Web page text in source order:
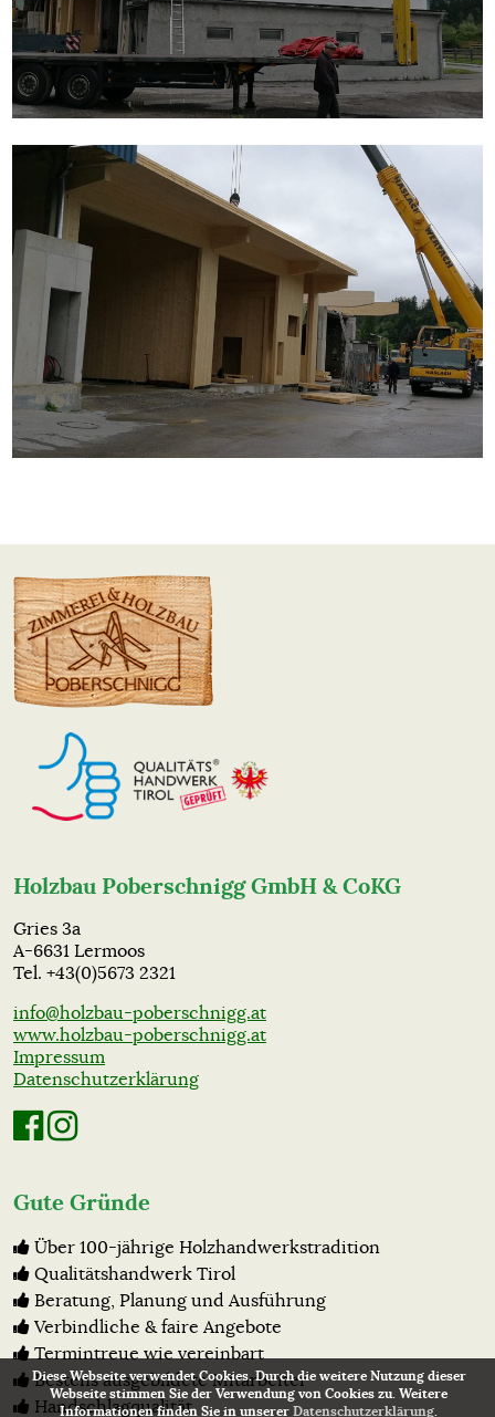
Diese Webseite verwendet Cookies. Durch die weitere Nutzung dieser
Webseite stimmen Sie der Verwendung von Cookies zu. Weitere
Informationen finden Sie in unsererDatenschutzerklärung.
Holzbau Poberschnigg GmbH & CoKG
Gries 3a
A-6631 Lermoos
Tel. +43(0)5673 2321
info@holzbau-poberschnigg.at
www.holzbau-poberschnigg.at
Impressum
Datenschutzerklärung
Gute Gründe
Über 100-jährige Holzhandwerkstradition
Qualitätshandwerk Tirol
Beratung, Planung und Ausführung
Verbindliche & faire Angebote
Termintreue wie vereinbart
Bestens ausgebildete Mitarbeiter
Handschlagqualität